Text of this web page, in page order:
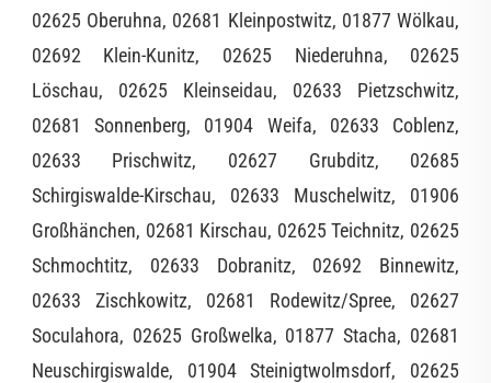
02625 Oberuhna, 02681 Kleinpostwitz, 01877 Wölkau,
02692 Klein-Kunitz, 02625 Niederuhna, 02625
Löschau, 02625 Kleinseidau, 02633 Pietzschwitz,
02681 Sonnenberg, 01904 Weifa, 02633 Coblenz,
02633 Prischwitz, 02627 Grubditz, 02685
Schirgiswalde-Kirschau, 02633 Muschelwitz, 01906
Großhänchen, 02681 Kirschau, 02625 Teichnitz, 02625
Schmochtitz, 02633 Dobranitz, 02692 Binnewitz,
02633 Zischkowitz, 02681 Rodewitz/Spree, 02627
Soculahora, 02625 Großwelka, 01877 Stacha, 02681
Neuschirgiswalde, 01904 Steinigtwolmsdorf, 02625